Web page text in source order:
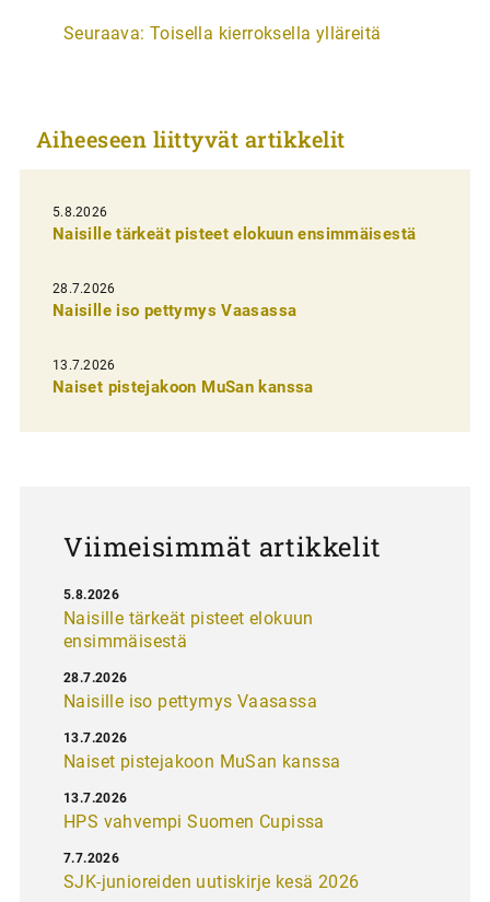
t
k
e
l
i
e
n
e
Seuraava: Toisella kierroksella ylläreitä
Aiheeseen liittyvät artikkelit
5.8.2026
Naisille tärkeät pisteet elokuun ensimmäisestä
28.7.2026
Naisille iso pettymys Vaasassa
13.7.2026
Naiset pistejakoon MuSan kanssa
Viimeisimmät artikkelit
Naisille tärkeät pisteet elokuun
ensimmäisestä
5.8.2026
Naisille iso pettymys Vaasassa
28.7.2026
Naiset pistejakoon MuSan kanssa
13.7.2026
HPS vahvempi Suomen Cupissa
13.7.2026
SJK-junioreiden uutiskirje kesä 2026
7.7.2026